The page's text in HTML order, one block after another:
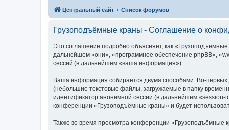
Центральный сайт Список форумов
Грузоподъёмные краны - Соглашение о
Это соглашение подробно объясняет, как
дальнейшем «они», «программное обеспечение phpBB»,
сессий (в дальнейшем «ваша информация»).
Ваша информация собирается двумя способами. Во-
(небольшие текстовые файлы, загружаемые в папку
идентификатор анонимной сессии (в дальнейшем «session-
конференции «Грузоподъёмные краны» и будет
Также во время просмотра конференции «Грузоподъёмные